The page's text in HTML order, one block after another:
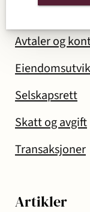
Avtaler og
Selskapsrett
Skatt og avgift
Transaksjoner
Artikler